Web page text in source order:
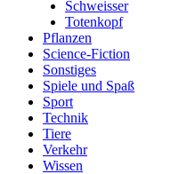
Schweisser
Totenkopf
Pflanzen
Science-Fiction
Sonstiges
Spiele und Spaß
Sport
Technik
Tiere
Verkehr
Wissen